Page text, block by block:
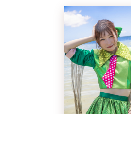
ル配信がスタート。